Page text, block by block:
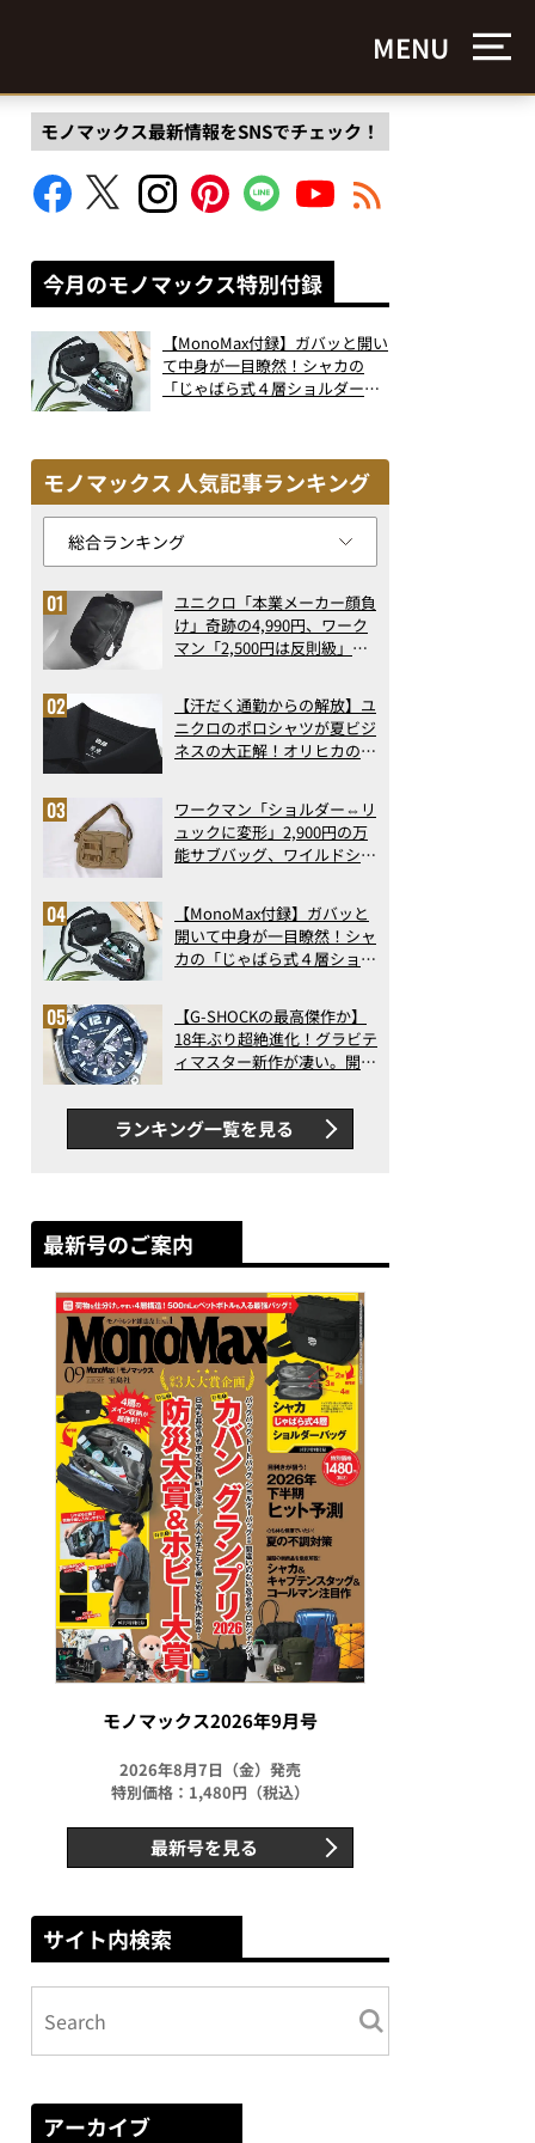
MENU
モノマックス最新情報をSNSでチェック！
今月のモノマックス特別付録
【MonoMax付録】ガバッと開い
て中身が一目瞭然！シャカの
「じゃばら式４層ショルダーバ
モノマックス 人気記事ランキング
ユニクロ「本業メーカー顔負
け」奇跡の4,990円、ワーク
マン「2,500円は反則級」凄
ト3】（2026年6月版）
【汗だく通勤からの解放】ユ
ニクロのポロシャツが夏ビジ
ネスの大正解！オリヒカの透
アの実力
ワークマン「ショルダー⇔リ
ュックに変形」2,900円の万
能サブバッグ、ワイルドシン
記事ランキングベスト3】
（2026年6月版）
【MonoMax付録】ガバッと
開いて中身が一目瞭然！シャ
カの「じゃばら式４層ショル
った！
【G-SHOCKの最高傑作か】
18年ぶり超絶進化！グラビテ
ィマスター新作が凄い。開発
新ムーブメントの衝撃
ランキング一覧を見る
最新号のご案内
モノマックス2026年9月号
2026年8月7日（金）発売
特別価格：1,480円（税込）
最新号を見る
サイト内検索
アーカイブ